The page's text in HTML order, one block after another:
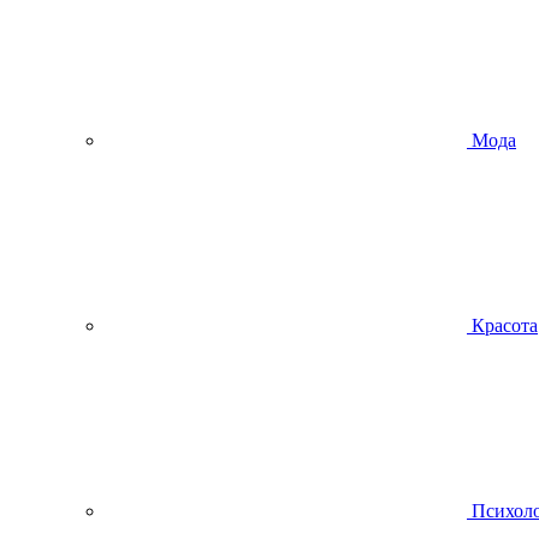
Мода
Красота